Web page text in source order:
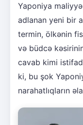
Yaponiya
adlanan yeni bir
termin, ölkənin
və büdcə
cavab kimi
ki, bu şok
narahatlıqların